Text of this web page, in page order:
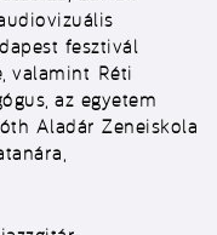
fesztivál
valamint Réti
az egyetem
Aladár Zeneiskola